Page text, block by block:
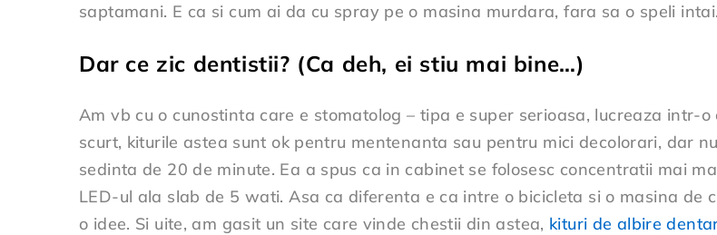
saptamani. E ca si cum ai da cu spray pe o masina murdara, fara sa o speli
Dar ce zic dentistii? (Ca deh, ei stiu mai bine…)
Am vb cu o cunostinta care e stomatolog – tipa e super serioasa, lucreaza intr-
scurt, kiturile astea sunt ok pentru mentenanta sau pentru mici decolorari, dar
sedinta de 20 de minute. Ea a spus ca in cabinet se folosesc concentratii mai
LED-ul ala slab de 5 wati. Asa ca diferenta e ca intre o bicicleta si o masina de
o idee. Si uite, am gasit un site care vinde chestii din astea, kituri de albire